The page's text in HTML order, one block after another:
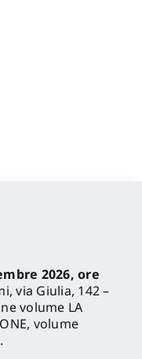
2026, ore
via Giulia, 142 –
volume LA
volume